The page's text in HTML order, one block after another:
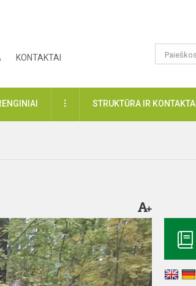
KONTAKTAI
DAUGIAUSTRUKTŪRA IR KONTAKTAI